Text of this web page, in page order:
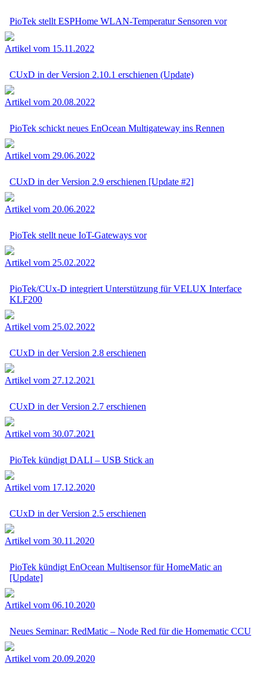
PioTek stellt ESPHome WLAN-Temperatur Sensoren vor
Artikel vom 15.11.2022
CUxD in der Version 2.10.1 erschienen (Update)
Artikel vom 20.08.2022
PioTek schickt neues EnOcean Multigateway ins Rennen
Artikel vom 29.06.2022
CUxD in der Version 2.9 erschienen [Update #2]
Artikel vom 20.06.2022
PioTek stellt neue IoT-Gateways vor
Artikel vom 25.02.2022
PioTek/CUx-D integriert Unterstützung für VELUX Interface
KLF200
Artikel vom 25.02.2022
CUxD in der Version 2.8 erschienen
Artikel vom 27.12.2021
CUxD in der Version 2.7 erschienen
Artikel vom 30.07.2021
PioTek kündigt DALI – USB Stick an
Artikel vom 17.12.2020
CUxD in der Version 2.5 erschienen
Artikel vom 30.11.2020
PioTek kündigt EnOcean Multisensor für HomeMatic an
[Update]
Artikel vom 06.10.2020
Neues Seminar: RedMatic – Node Red für die Homematic CCU
Artikel vom 20.09.2020